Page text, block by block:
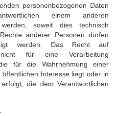
personenbezogenen Daten
einem anderen
werden, soweit dies technisch
anderer Personen dürfen
werden. Das Recht auf
nicht für eine Verarbeitung
für die Wahrnehmung einer
Interesse liegt oder in
die dem Verantwortlichen